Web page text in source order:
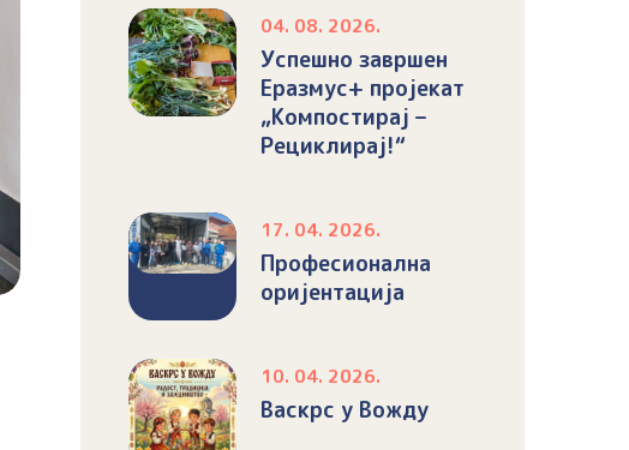
04. 08. 2026.
Успешно завршен
Еразмус+ пројекат
„Компостирај –
Рециклирај!“
17. 04. 2026.
Професионална
оријентација
10. 04. 2026.
Васкрс у Вожду